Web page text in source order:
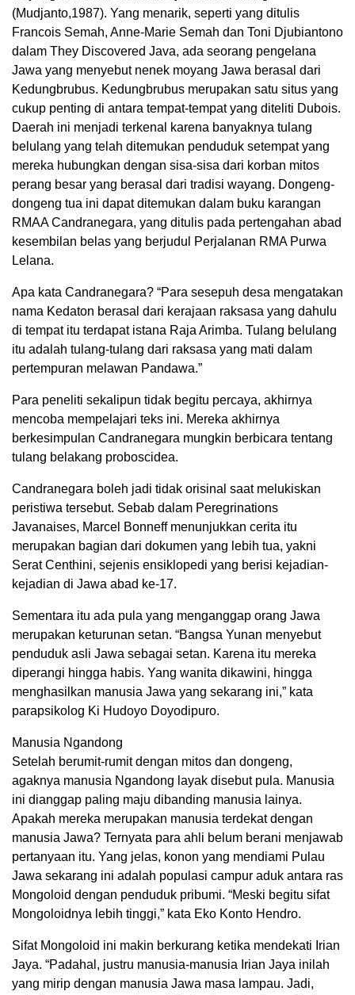
(Mudjanto,1987). Yang menarik, seperti yang ditulis
Francois Semah, Anne-Marie Semah dan Toni Djubiantono
dalam They Discovered Java, ada seorang pengelana
Jawa yang menyebut nenek moyang Jawa berasal dari
Kedungbrubus. Kedungbrubus merupakan satu situs yang
cukup penting di antara tempat-tempat yang diteliti Dubois.
Daerah ini menjadi terkenal karena banyaknya tulang
belulang yang telah ditemukan penduduk setempat yang
mereka hubungkan dengan sisa-sisa dari korban mitos
perang besar yang berasal dari tradisi wayang. Dongeng-
dongeng tua ini dapat ditemukan dalam buku karangan
RMAA Candranegara, yang ditulis pada pertengahan abad
kesembilan belas yang berjudul Perjalanan RMA Purwa
Lelana.
Apa kata Candranegara? “Para sesepuh desa mengatakan
nama Kedaton berasal dari kerajaan raksasa yang dahulu
di tempat itu terdapat istana Raja Arimba. Tulang belulang
itu adalah tulang-tulang dari raksasa yang mati dalam
pertempuran melawan Pandawa.”
Para peneliti sekalipun tidak begitu percaya, akhirnya
mencoba mempelajari teks ini. Mereka akhirnya
berkesimpulan Candranegara mungkin berbicara tentang
tulang belakang proboscidea.
Candranegara boleh jadi tidak orisinal saat melukiskan
peristiwa tersebut. Sebab dalam Peregrinations
Javanaises, Marcel Bonneff menunjukkan cerita itu
merupakan bagian dari dokumen yang lebih tua, yakni
Serat Centhini, sejenis ensiklopedi yang berisi kejadian-
kejadian di Jawa abad ke-17.
Sementara itu ada pula yang menganggap orang Jawa
merupakan keturunan setan. “Bangsa Yunan menyebut
penduduk asli Jawa sebagai setan. Karena itu mereka
diperangi hingga habis. Yang wanita dikawini, hingga
menghasilkan manusia Jawa yang sekarang ini,” kata
parapsikolog Ki Hudoyo Doyodipuro.
Manusia Ngandong
Setelah berumit-rumit dengan mitos dan dongeng,
agaknya manusia Ngandong layak disebut pula. Manusia
ini dianggap paling maju dibanding manusia lainya.
Apakah mereka merupakan manusia terdekat dengan
manusia Jawa? Ternyata para ahli belum berani menjawab
pertanyaan itu. Yang jelas, konon yang mendiami Pulau
Jawa sekarang ini adalah populasi campur aduk antara ras
Mongoloid dengan penduduk pribumi. “Meski begitu sifat
Mongoloidnya lebih tinggi,” kata Eko Konto Hendro.
Sifat Mongoloid ini makin berkurang ketika mendekati Irian
Jaya. “Padahal, justru manusia-manusia Irian Jaya inilah
yang mirip dengan manusia Jawa masa lampau. Jadi,